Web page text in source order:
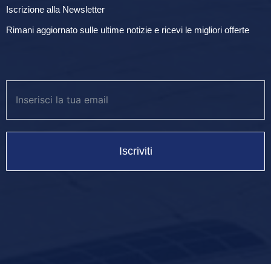
Iscrizione alla Newsletter
Rimani aggiornato sulle ultime notizie e ricevi le migliori offerte
Iscriviti